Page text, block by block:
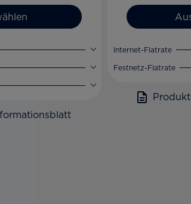
Internet-Flatrate
Festnetz-Flatrate